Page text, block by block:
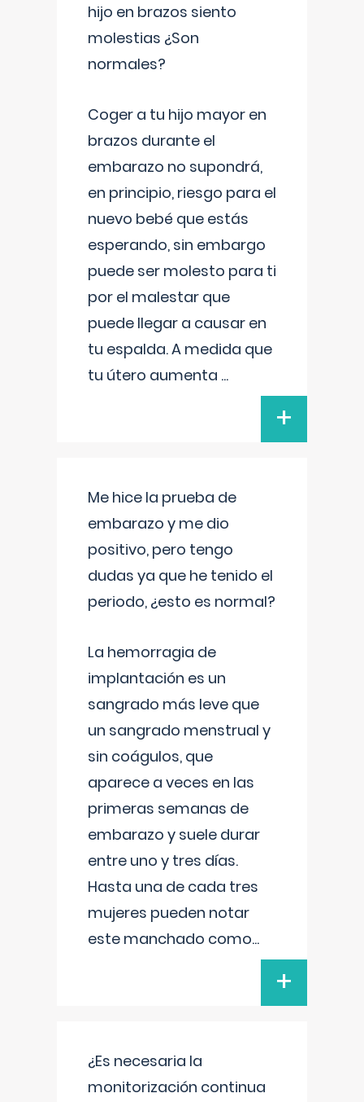
hijo en brazos siento
molestias ¿Son
normales?
Coger a tu hijo mayor en
brazos durante el
embarazo no supondrá,
en principio, riesgo para el
nuevo bebé que estás
esperando, sin embargo
puede ser molesto para ti
por el malestar que
puede llegar a causar en
tu espalda. A medida que
tu útero aumenta ...
+
Me hice la prueba de
embarazo y me dio
positivo, pero tengo
dudas ya que he tenido el
periodo, ¿esto es normal?
La hemorragia de
implantación es un
sangrado más leve que
un sangrado menstrual y
sin coágulos, que
aparece a veces en las
primeras semanas de
embarazo y suele durar
entre uno y tres días.
Hasta una de cada tres
mujeres pueden notar
este manchado como...
+
¿Es necesaria la
monitorización continua